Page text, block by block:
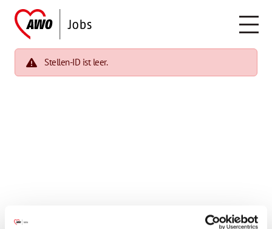
Stellen-ID ist leer.